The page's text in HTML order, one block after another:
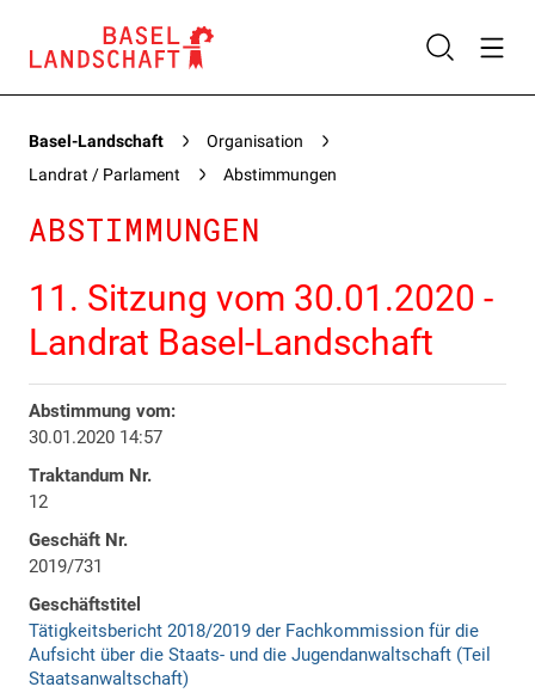
Basel-Landschaft
Organisation
Landrat / Parlament
Abstimmungen
ABSTIMMUNGEN